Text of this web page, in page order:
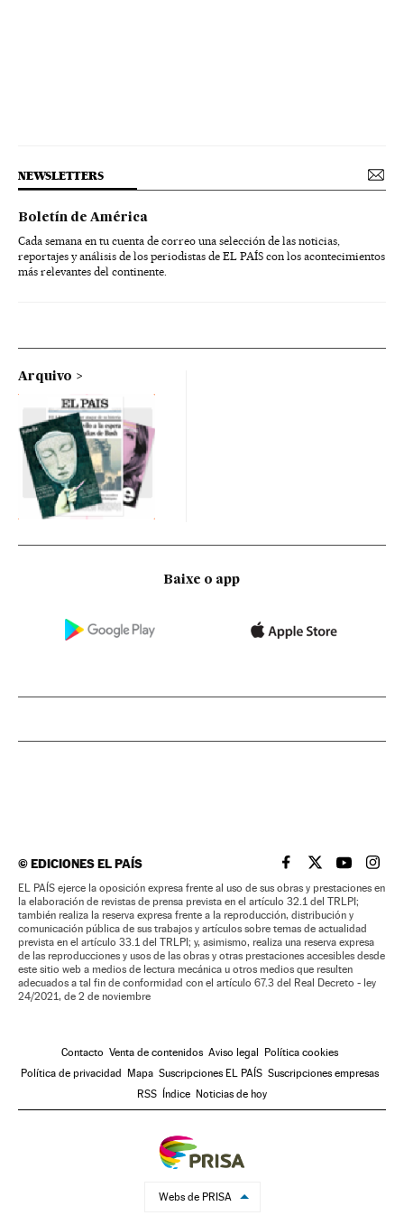
NEWSLETTERS
Boletín de América
Cada semana en tu cuenta de correo una selección de las noticias,
reportajes y análisis de los periodistas de EL PAÍS con los acontecimientos
más relevantes del continente.
Arquivo
Baixe o app
©EDICIONES EL PAÍS EL PAÍS BRASIL EN
EL PAÍSEL PAÍS
EL
EL PAÍS ejerce la oposición expresa frente al uso de sus obras y prestaciones en
la elaboración de revistas de prensa prevista en el artículo 32.1 del TRLPI;
también realiza la reserva expresa frente a la reproducción, distribución y
comunicación pública de sus trabajos y artículos sobre temas de actualidad
prevista en el artículo 33.1 del TRLPI; y, asimismo, realiza una reserva expresa
de las reproducciones y usos de las obras y otras prestaciones accesibles desde
este sitio web a medios de lectura mecánica u otros medios que resulten
adecuados a tal fin de conformidad con el artículo 67.3 del Real Decreto - ley
24/2021, de 2 de noviembre
Contacto Venta de contenidos Aviso legal Política cookies
Política de privacidad Mapa Suscripciones EL PAÍS Suscripciones empresas
RSS Índice Noticias de hoy
Webs de PRISA